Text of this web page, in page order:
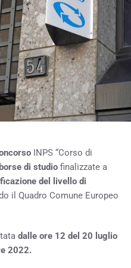
INPS “Corso di
borse di studio finalizzate a
del livello di
il Quadro Comune Europeo
dalle ore 12 del 20 luglio
2022.